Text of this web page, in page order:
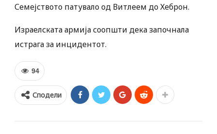
Семејството патувало од Витлеем до Хеброн.
Израелската армија соопшти дека започнала
истрага за инцидентот.
94
Сподели